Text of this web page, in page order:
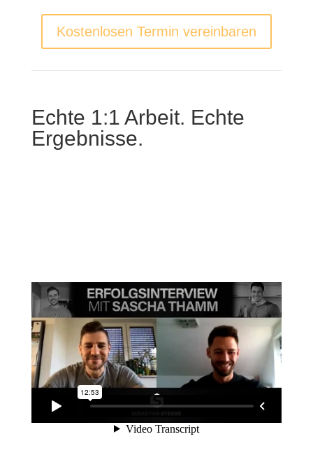
Kostenlosen Termin vereinbaren
Echte 1:1 Arbeit. Echte
Ergebnisse.